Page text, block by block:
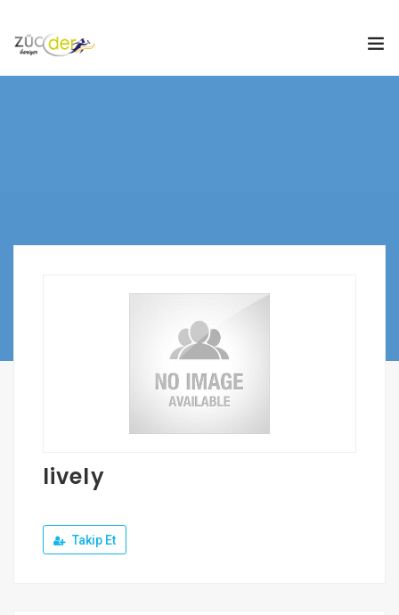
Giriş Yap
lively
Takip Et